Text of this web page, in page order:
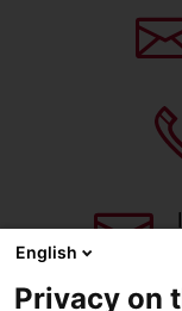
English
Privacy on